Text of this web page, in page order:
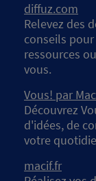
diffuz.com
Relevez des
conseils
ressources
vous.
Vous! par
Découvrez
d'idées, de
votre
macif.fr